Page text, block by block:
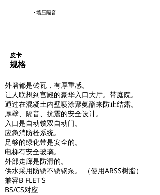
- 墙压隔音
皮卡
规格
外墙都是砖瓦，有厚重感。
让人联想到宫殿的豪华入口大厅。带庭院。
通过在混凝土内壁喷涂聚氨酯来防止结露。
厚壁、隔音、抗震的安全设计。
入口是自动锁双自动门。
应急消防栓系统。
足够的绿化带是安全的。
电梯有安全玻璃。
外部走廊是防滑的。
供水采用防锈不锈钢泵。 （使用ARSS树脂）
兼容B FLET'S
BS/CS对应